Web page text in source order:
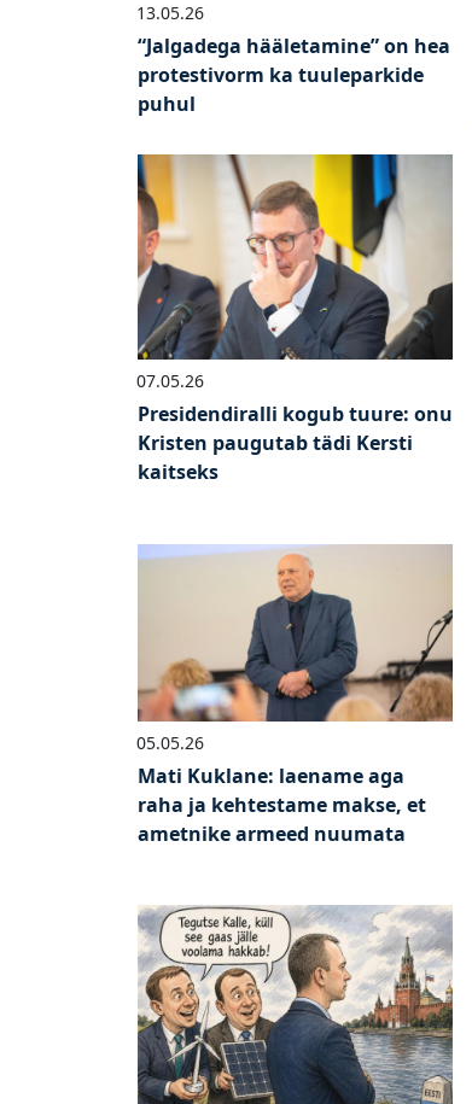
13.05.26
“Jalgadega hääletamine” on hea
protestivorm ka tuuleparkide
puhul
07.05.26
Presidendiralli kogub tuure: onu
Kristen paugutab tädi Kersti
kaitseks
05.05.26
Mati Kuklane: laename aga
raha ja kehtestame makse, et
ametnike armeed nuumata